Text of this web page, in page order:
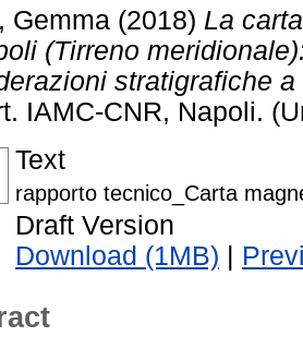
Gemma (2018) La
(Tirreno
stratigrafiche
IAMC-CNR, Napoli.
Text
rapporto tecnico_Carta
Draft Version
Download (1MB) |